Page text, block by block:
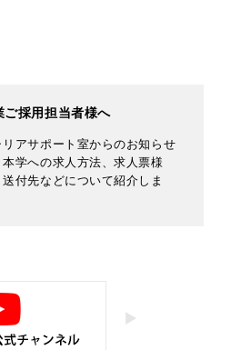
ご採用担当者様へ
リアサポート室からのお知らせ
本学への求人方法、求人票様
送付先などについて紹介しま